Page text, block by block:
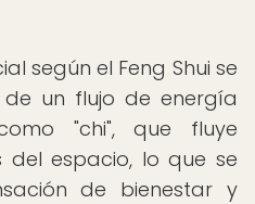
según el Feng Shui se
un flujo de energía
"chi", que fluye
del espacio, lo que se
de bienestar y